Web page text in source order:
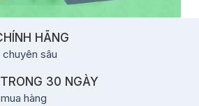
HÃNG
sâu
30 NGÀY
hàng